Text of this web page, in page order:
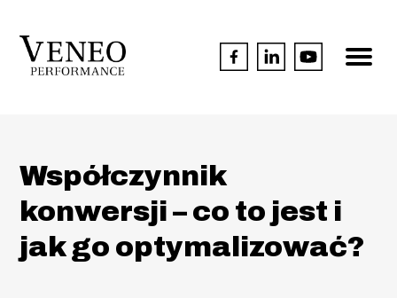
Współczynnik
konwersji – co to jest i
jak go optymalizować?